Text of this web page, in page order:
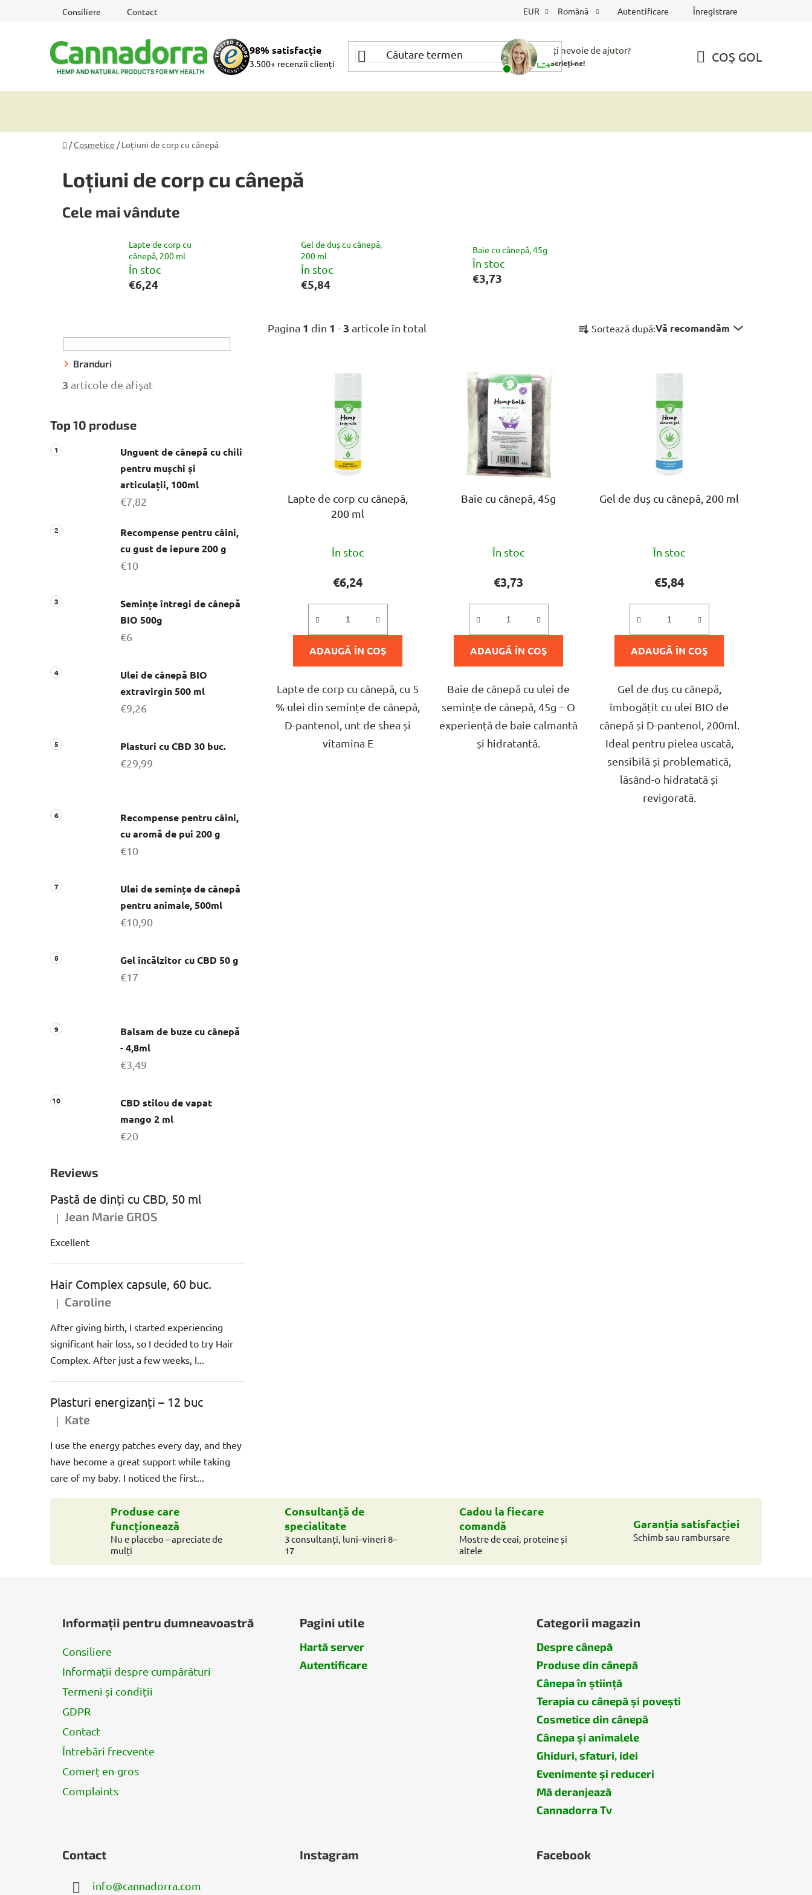
Consiliere Contact EUR Română Autentificare Înregistrare
98% satisfacție
3.500+ recenzii clienți
Aveți nevoie de ajutor?
Scrieți-ne!
CUMPĂRĂTURI
COŞ GOL
Acasă
/Cosmetice / Loțiuni de corp cu cânepă
Loțiuni de corp cu cânepă
Cele mai vândute
Lapte de corp cu
cânepă, 200 ml
În stoc
€6,24
Gel de duș cu cânepă,
200 ml
În stoc
€5,84
Baie cu cânepă, 45g
În stoc
€3,73
e
r
a
Branduri
3 articole de afişat
Top 10 produse
Unguent de cânepă cu chili
pentru mușchi și
articulații, 100ml
€7,82
Recompense pentru câini,
cu gust de iepure 200 g
€10
Semințe întregi de cânepă
BIO 500g
€6
Ulei de cânepă BIO
extravirgin 500 ml
€9,26
Plasturi cu CBD 30 buc.
€29,99
Recompense pentru câini,
cu aromă de pui 200 g
€10
Ulei de semințe de cânepă
pentru animale, 500ml
€10,90
Gel încălzitor cu CBD 50 g
€17
Balsam de buze cu cânepă
- 4,8ml
€3,49
CBD stilou de vapat
mango 2 ml
€20
Reviews
Pastă de dinți cu CBD, 50 ml
Ratingul produsului este 5 din 5 stele.
| Jean Marie GROS
Excellent
Hair Complex capsule, 60 buc.
Ratingul produsului este 5 din 5 stele.
| Caroline
After giving birth, I started experiencing
significant hair loss, so I decided to try Hair
Complex. After just a few weeks, I...
Plasturi energizanți – 12 buc
Ratingul produsului este 5 din 5 stele.
| Kate
I use the energy patches every day, and they
have become a great support while taking
care of my baby. I noticed the first...
Pagina 1 din 1 -3 articole în total
e Sortează după:Vă recomandăm
Lapte de corp cu cânepă,
200 ml
medie
a
este
5,0
din
5
stele.
În stoc
€6,24
ADAUGĂ ÎN COŞ
Lapte de corp cu cânepă, cu 5
% ulei din semințe de cânepă,
D-pantenol, unt de shea și
vitamina E
Baie cu cânepă, 45g
medie
a
este
5,0
din
5
stele.
În stoc
€3,73
ADAUGĂ ÎN COŞ
Baie de cânepă cu ulei de
semințe de cânepă, 45g – O
experiență de baie calmantă
și hidratantă.
Gel de duș cu cânepă, 200 ml
medie
a
este
5,0
din
5
stele.
În stoc
€5,84
ADAUGĂ ÎN COŞ
Gel de duș cu cânepă,
îmbogățit cu ulei BIO de
cânepă și D-pantenol, 200ml.
Ideal pentru pielea uscată,
sensibilă și problematică,
lăsând-o hidratată și
revigorată.
Produse care
funcționează
Nu e placebo – apreciate de
mulți
Consultanță de
specialitate
3 consultanți, luni–vineri 8–
17
Cadou la fiecare
comandă
Mostre de ceai, proteine și
altele
Garanția satisfacției
Schimb sau rambursare
Informații pentru dumneavoastră
Consiliere
Informații despre cumpărături
Termeni și condiții
GDPR
Contact
Întrebări frecvente
Comerț en-gros
Complaints
Pagini utile
Hartă server
Autentificare
Categorii magazin
Despre cânepă
Produse din cânepă
Cânepa în știință
Terapia cu cânepă și povești
Cosmetice din cânepă
Cânepa și animalele
Ghiduri, sfaturi, idei
Evenimente și reduceri
Mă deranjează
Cannadorra Tv
Contact
info@cannadorra.com
Instagram Facebook